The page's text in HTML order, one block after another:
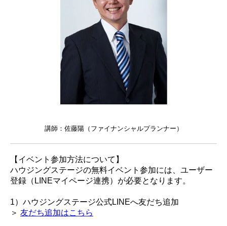
講師：佐藤陽（ファイナンシャルプランナー）
【イベント参加方法について】
ハウジングステージの無料イベント参加には、ユーザー
登録（LINEマイページ連携）が必要となります。
1）ハウジングステージ公式LINEへ友だち追加
＞ 友だち追加はこちら